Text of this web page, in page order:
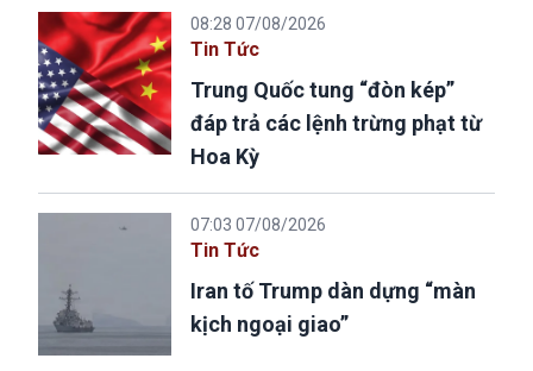
08:28 07/08/2026
Tin Tức
Trung Quốc tung “đòn kép”
đáp trả các lệnh trừng phạt từ
Hoa Kỳ
07:03 07/08/2026
Tin Tức
Iran tố Trump dàn dựng “màn
kịch ngoại giao”